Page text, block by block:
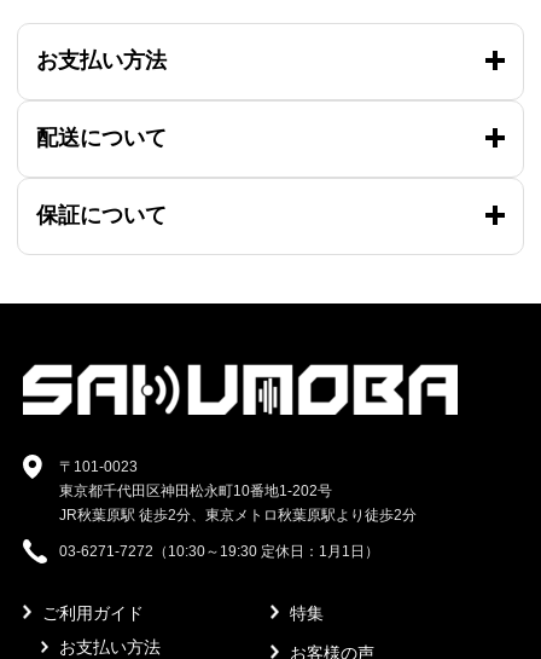
お支払い方法
配送について
保証について
〒101-0023
東京都千代田区神田松永町10番地1-202号
JR秋葉原駅 徒歩2分、東京メトロ秋葉原駅より徒歩2分
03-6271-7272（10:30～19:30 定休日：1月1日）
ご利用ガイド
お支払い方法
特集
お客様の声